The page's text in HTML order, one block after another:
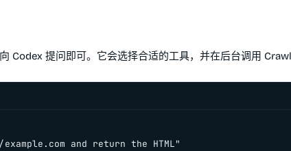
Codex 提问即可。它会选择合适的工具，并在后台调用
and return the HTML"